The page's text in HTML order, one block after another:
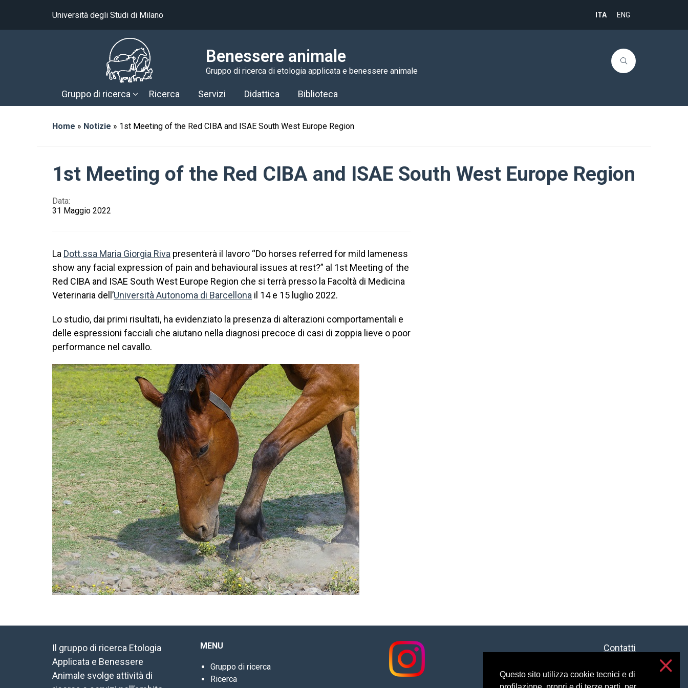
Questo sito utilizza cookie tecnici e di
Università degli Studi di Milano ITA ENG
Benessere animale
Gruppo di ricerca di etologia applicata e benessere animale
Gruppo di ricerca Ricerca Servizi Didattica Biblioteca
Home » Notizie » 1st Meeting of the Red CIBA and ISAE South West Europe Region
1st Meeting of the Red CIBA and ISAE South West Europe Region
Data:
31 Maggio 2022
La Dott.ssa Maria Giorgia Riva presenterà il lavoro “Do horses referred for mild lameness
show any facial expression of pain and behavioural issues at rest?” al 1st Meeting of the
Red CIBA and ISAE South West Europe Region che si terrà presso la Facoltà di Medicina
Veterinaria dell’Università Autonoma di Barcellona il 14 e 15 luglio 2022.
Lo studio, dai primi risultati, ha evidenziato la presenza di alterazioni comportamentali e
delle espressioni facciali che aiutano nella diagnosi precoce di casi di zoppia lieve o poor
performance nel cavallo.
Il gruppo di ricerca Etologia
Applicata e Benessere
Animale svolge attività di
MENU
Gruppo di ricerca
Ricerca
Contatti
Privacy e cookies